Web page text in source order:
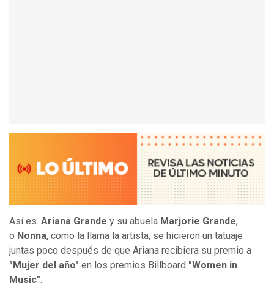
Así es. Ariana Grande y su abuela Marjorie Grande,
o Nonna, como la llama la artista, se hicieron un tatuaje
juntas poco después de que Ariana recibiera su premio a
"Mujer del año" en los premios Billboard "Women in
Music".